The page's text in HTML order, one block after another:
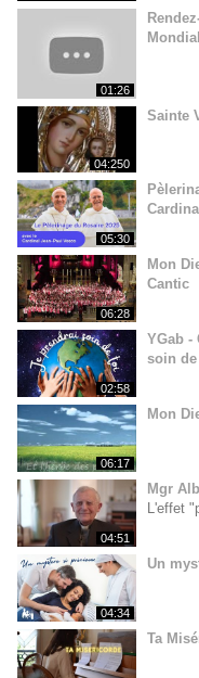
01:26
04:250
Sainte
05:30
06:28
Mon
Cantic
02:58
YGab -
soin
06:17
Mon
04:51
Mgr
L'effet
04:34
Un
Ta